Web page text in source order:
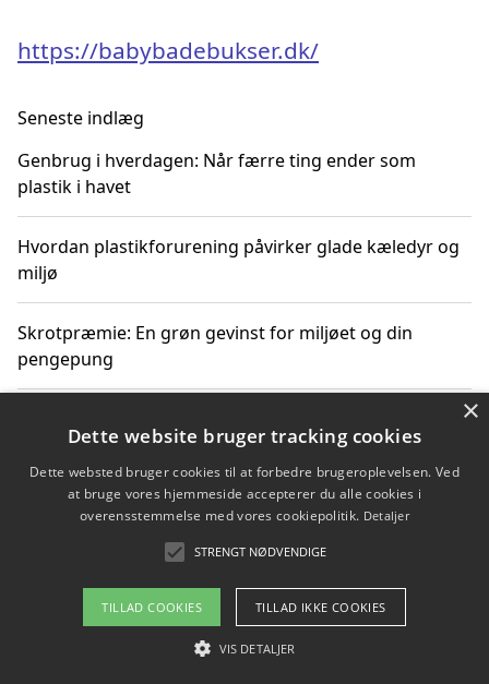
https://babybadebukser.dk/
Seneste indlæg
Genbrug i hverdagen: Når færre ting ender som
plastik i havet
Hvordan plastikforurening påvirker glade kæledyr og
miljø
Skrotpræmie: En grøn gevinst for miljøet og din
pengepung
Hvordan blåfade med rist kan hjælpe med at reducere
plastik i havet
Spil kasinospil på et troværdigt online casino: Din
guide til sikker og sjov underholdning
Copyright 2026 - Pilanto Aps
Om / kontakt
×
Dette website bruger tracking cookies
Dette websted bruger cookies til at forbedre brugeroplevelsen. Ved
at bruge vores hjemmeside accepterer du alle cookies i
overensstemmelse med vores cookiepolitik. Detaljer
STRENGT NØDVENDIGE
TILLAD COOKIES TILLAD IKKE COOKIES
VIS DETALJER